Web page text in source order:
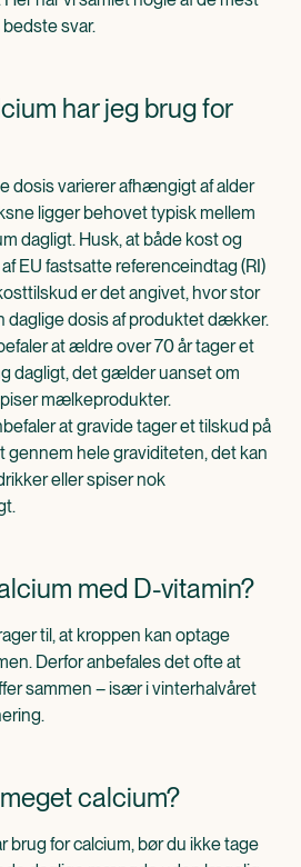
svar.
har jeg brug for
dosis varierer afhængigt af alder
ligger behovet typisk mellem
dagligt. Husk, at både kost og
EU fastsatte referenceindtag (RI)
er det angivet, hvor stor
daglige dosis af produktet dækker.
at ældre over 70 år tager et
dagligt, det gælder uanset om
mælkeprodukter.
at gravide tager et tilskud på
gennem hele graviditeten, det kan
eller spiser nok
med D-vitamin?
til, at kroppen kan optage
Derfor anbefales det ofte at
sammen – især i vinterhalvåret
calcium?
brug for calcium, bør du ikke tage